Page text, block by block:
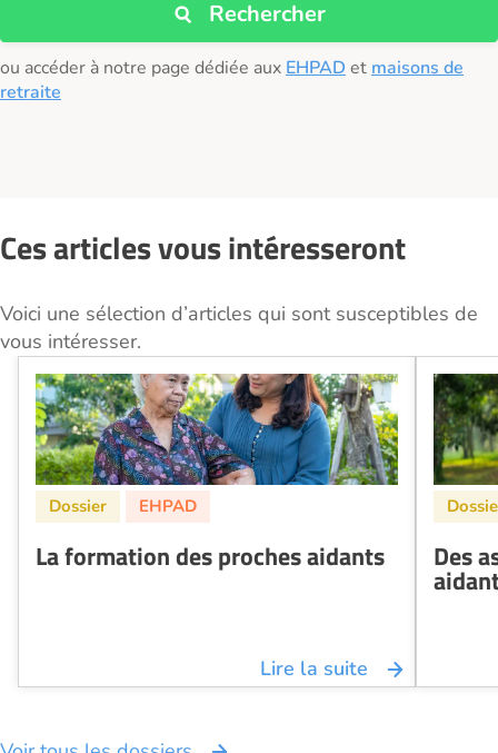
Rechercher
ou accéder à notre page dédiée aux EHPAD et maisons de
retraite
Ces articles vous intéresseront
Voici une sélection d’articles qui sont susceptibles de
vous intéresser.
La formation des proches aidants
Lire la suite
Des